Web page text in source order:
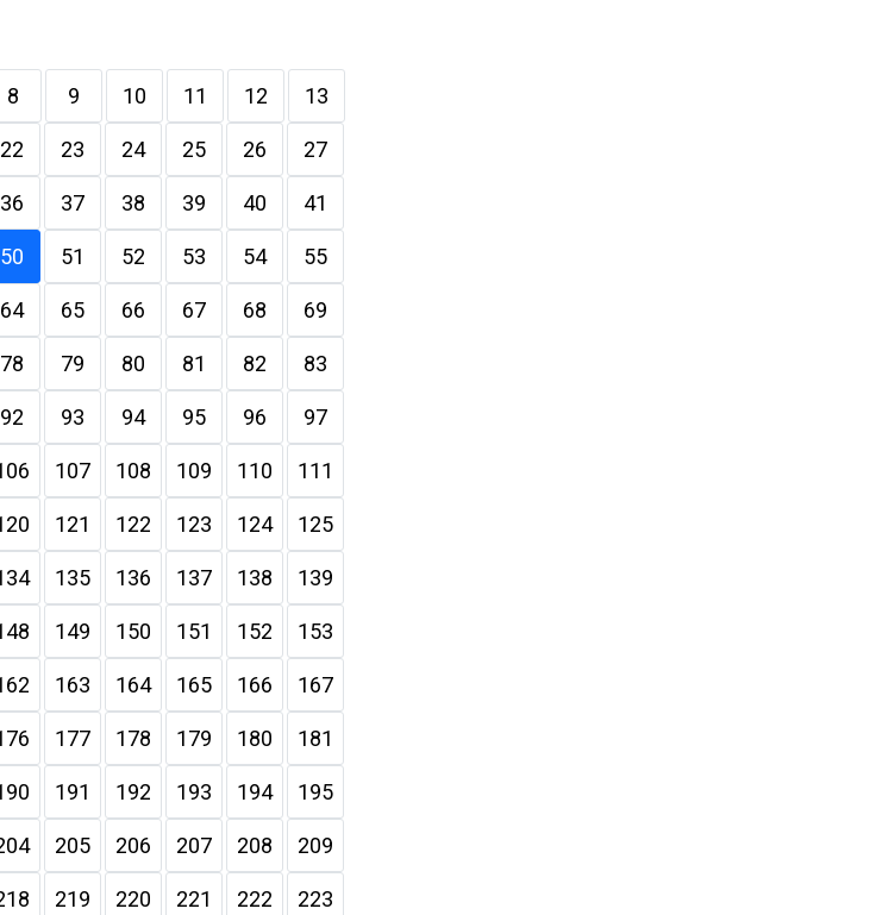
8 9 10 11 12 13
22 23 24 25 26 27
36 37 38 39 40 41
50 51 52 53 54 55
64 65 66 67 68 69
78 79 80 81 82 83
92 93 94 95 96 97
107 108 109 110 111
121 122 123 124 125
135 136 137 138 139
149 150 151 152 153
163 164 165 166 167
177 178 179 180 181
191 192 193 194 195
205 206 207 208 209
219 220 221 222 223